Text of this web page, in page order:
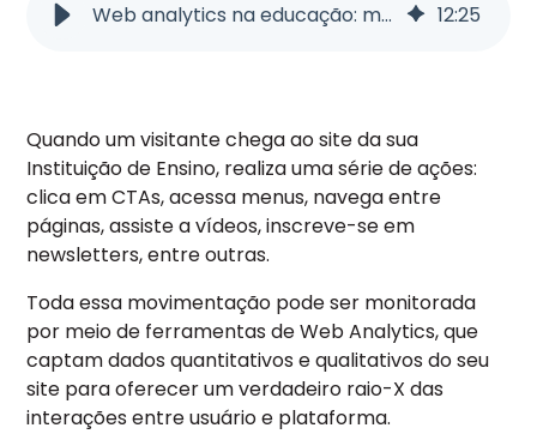
Web analytics na educação: melhore suas decisões com análise de dados! 12:25
Quando um visitante chega ao site da sua
Instituição de Ensino, realiza uma série de ações:
clica em CTAs, acessa menus, navega entre
páginas, assiste a vídeos, inscreve-se em
newsletters, entre outras.
Toda essa movimentação pode ser monitorada
por meio de ferramentas de Web Analytics, que
captam dados quantitativos e qualitativos do seu
site para oferecer um verdadeiro raio-X das
interações entre usuário e plataforma.